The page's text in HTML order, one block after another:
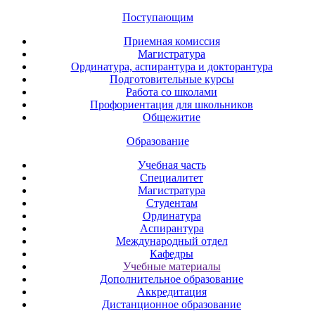
Поступающим
Приемная комиссия
Магистратура
Ординатура, аспирантура и докторантура
Подготовительные курсы
Работа со школами
Профориентация для школьников
Общежитие
Образование
Учебная часть
Специалитет
Магистратура
Студентам
Ординатура
Аспирантура
Международный отдел
Кафедры
Учебные материалы
Дополнительное образование
Аккредитация
Дистанционное образование